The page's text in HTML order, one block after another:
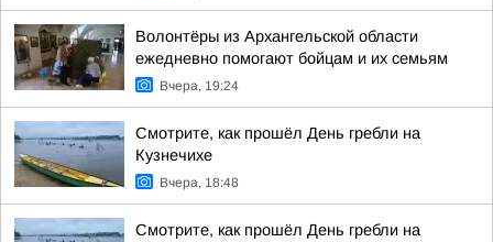
Волонтёры из Архангельской области
ежедневно помогают бойцам и их семьям
Вчера, 19:24
Смотрите, как прошёл День гребли на
Кузнечихе
Вчера, 18:48
Смотрите, как прошёл День гребли на